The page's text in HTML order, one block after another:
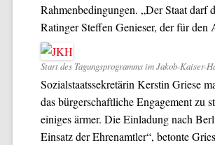
Rahmenbedingungen. „Der Staat darf
Ratinger Steffen Genieser, der für
Start des Tagungsprogramms im Jakob-Kaiser-
Sozialstaatssekretärin Kerstin Griese
das bürgerschaftliche Engagement zu
einiges ärmer. Die Einladung nach
Einsatz der Ehrenamtler“, betonte